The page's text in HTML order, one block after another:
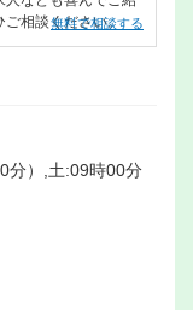
ご相談ください。
無料で相談する
分）,土:09時00分